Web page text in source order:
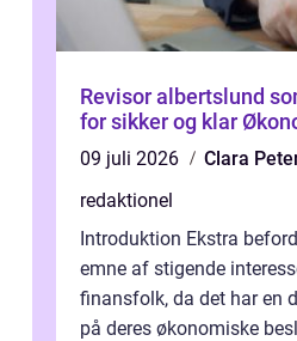
Revisor albertslund
for sikker og klar
09 juli 2026
Clara
redaktionel
Introduktion Ekstra
emne af stigende
finansfolk, da det har en
på deres økonomiske